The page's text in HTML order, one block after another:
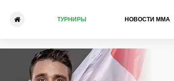
ТУРНИРЫ НОВОСТИ ММА
Майкл Дюфорт - Арут